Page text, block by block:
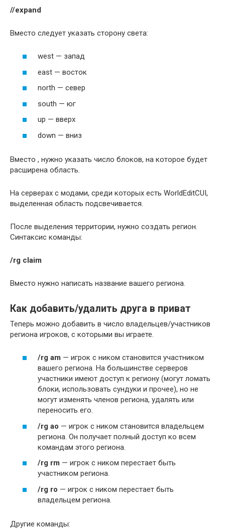
//expand
Вместо следует указать сторону света:
west — запад
east — восток
north — север
south — юг
up — вверх
down — вниз
Вместо , нужно указать число блоков, на которое будет
расширена область.
На серверах с модами, среди которых есть WorldEditCUI,
выделенная область подсвечивается.
После выделения территории, нужно создать регион.
Синтаксис команды:
/rg claim
Вместо нужно написать название вашего региона.
Как добавить/удалить друга в приват
Теперь можно добавить в число владельцев/участников
региона игроков, с которыми вы играете.
/rg am — игрок с ником становится участником
вашего региона. На большинстве серверов
участники имеют доступ к региону (могут ломать
блоки, использовать сундуки и прочее), но не
могут изменять членов региона, удалять или
переносить его.
/rg ao — игрок с ником становится владельцем
региона. Он получает полный доступ ко всем
командам этого региона.
/rg rm — игрок с ником перестает быть
участником региона.
/rg ro — игрок с ником перестает быть
владельцем региона.
Другие команды: